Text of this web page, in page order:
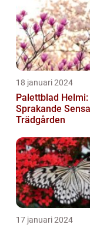
18 januari 2024
Palettblad Helmi:
Sprakande
Trädgården
17 januari 2024